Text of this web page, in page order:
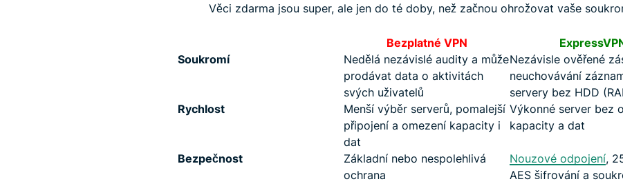
Věci zdarma jsou super, ale jen do té doby, než začnou ohrožovat vaše
Bezplatné VPN
Soukromí
Nedělá nezávislé audity a může
prodávat data o aktivitách
svých uživatelů
Nezávisle ověřené
neuchovávání
servery bez HDD
Rychlost
Menší výběr serverů, pomalejší
připojení a omezení kapacity i
dat
Výkonné server bez
kapacity a dat
Bezpečnost
Základní nebo nespolehlivá
ochrana
Nouzové odpojení,
AES šifrování a